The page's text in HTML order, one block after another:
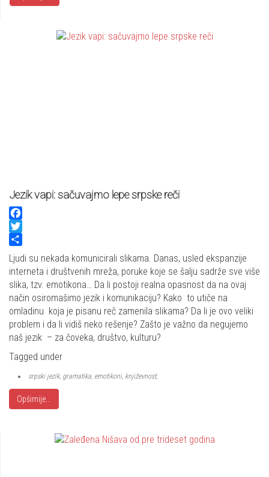
Jezik vapi: sačuvajmo lepe srpske reči
Facebook
Twitter
Share
Ljudi su nekada komunicirali slikama. Danas, usled ekspanzije
interneta i društvenih mreža, poruke koje se šalju sadrže sve više
slika, tzv. emotikona… Da li postoji realna opasnost da na ovaj
način osiromašimo jezik i komunikaciju? Kako to utiče na
omladinu koja je pisanu reč zamenila slikama? Da li je ovo veliki
problem i da li vidiš neko rešenje? Zašto je važno da negujemo
naš jezik – za čoveka, društvo, kulturu?
Tagged under
srpski jezik, gramatika, emotikoni, književnost,
Opširnije...